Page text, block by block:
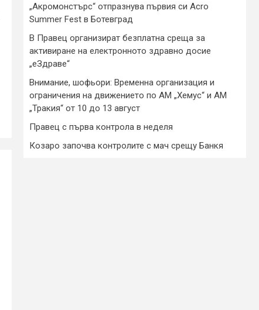
„Акромонстърс“ отпразнува първия си Acro
Summer Fest в Ботевград
В Правец организират безплатна среща за
активиране на електронното здравно досие
„еЗдраве“
Внимание, шофьори: Временна организация и
ограничения на движението по АМ „Хемус“ и АМ
„Тракия“ от 10 до 13 август
Правец с първа контрола в неделя
Козаро започва контролите с мач срещу Банкя